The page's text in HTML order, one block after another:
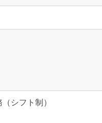
シフト制）